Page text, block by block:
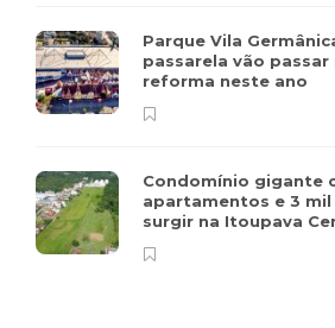
Parque Vila
passarela vão
reforma neste ano
Condomínio gigante
apartamentos e 3
surgir na Itoupava